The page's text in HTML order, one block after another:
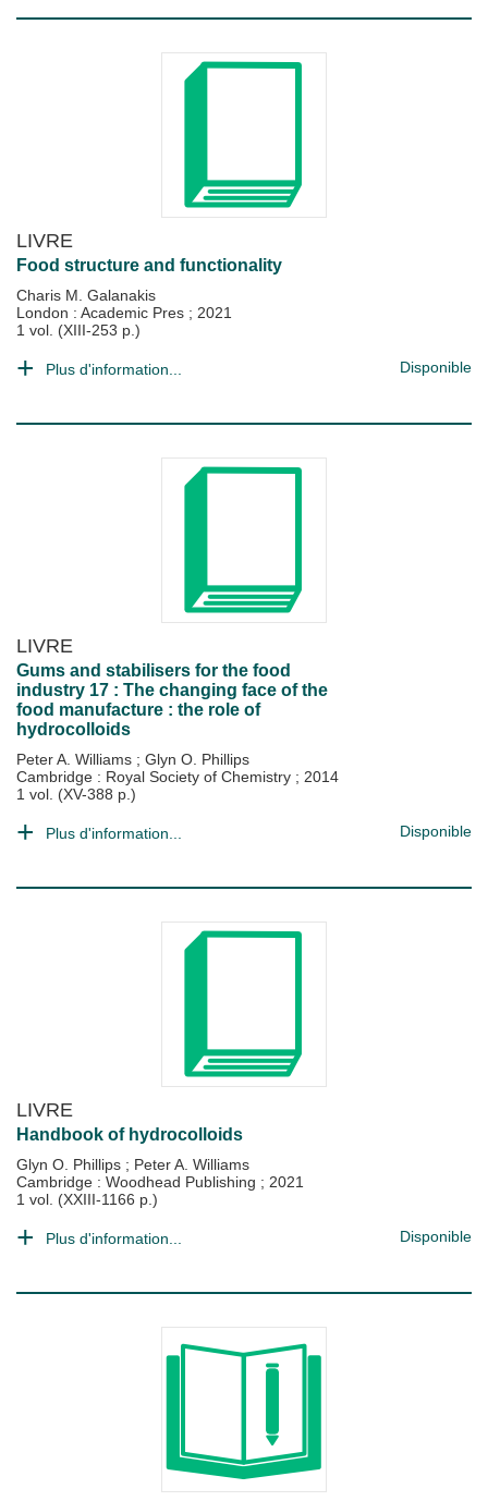
LIVRE
Food structure and functionality
Charis M. Galanakis
London : Academic Pres ; 2021
1 vol. (XIII-253 p.)
Plus d'information... Disponible
LIVRE
Gums and stabilisers for the food
industry 17 : The changing face of the
food manufacture : the role of
hydrocolloids
Peter A. Williams ; Glyn O. Phillips
Cambridge : Royal Society of Chemistry ; 2014
1 vol. (XV-388 p.)
Plus d'information... Disponible
LIVRE
Handbook of hydrocolloids
Glyn O. Phillips ; Peter A. Williams
Cambridge : Woodhead Publishing ; 2021
1 vol. (XXIII-1166 p.)
Plus d'information... Disponible